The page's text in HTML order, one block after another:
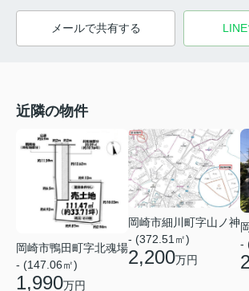
メールで共有する
近隣の物件
岡崎市鴨田町字北魂場
- (147.06㎡)
1,990万円
岡崎市細川町字山ノ神
- (372.51㎡)
2,200万円
-